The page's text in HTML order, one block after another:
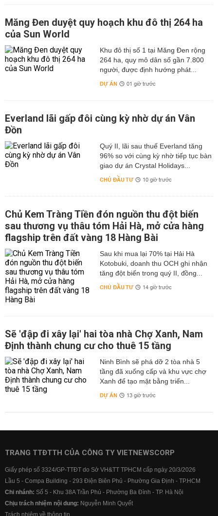
Măng Đen duyệt quy hoạch khu đô thị 264 ha
của Sun World
Khu đô thị số 1 tại Măng Đen rộng
264 ha, quy mô dân số gần 7.800
người, được định hướng phát...
DỰ ÁN 01 giờ trước
Everland lãi gấp đôi cùng kỳ nhờ dự án Vân
Đồn
Quý II, lãi sau thuế Everland tăng
96% so với cùng kỳ nhờ tiếp tục bàn
giao dự án Crystal Holidays...
CHỦ ĐẦU TƯ 10 giờ trước
Chủ Kem Tràng Tiền đón nguồn thu đột biến
sau thương vụ thâu tóm Hải Hà, mở cửa hàng
flagship trên đất vàng 18 Hàng Bài
Sau khi mua lại 70% tại Hải Hà
Kotobuki, doanh thu OCH ghi nhận
tăng đột biến trong quý II, đồng...
CHỦ ĐẦU TƯ 14 giờ trước
Sẽ 'đập đi xây lại' hai tòa nhà Chợ Xanh, Nam
Định thành chung cư cho thuê 15 tầng
Ninh Bình sẽ phá dỡ 2 tòa nhà 5
tầng đã xuống cấp và khu vực chợ
Xanh để tạo mặt bằng triển...
DỰ ÁN 13 giờ trước
TRANG TTĐTTH CỦA CÔNG TY VIETNEWSCORP
Giấy phép số 3324/GP-TTĐT do Sở VH&TT TPHCM cấp ngày 20/3/2026
Lầu 5 - Compa Building - 293 Điện Biên Phủ - Phường Gia Định - TP.HCM
Chi nhánh: Số 5 - Khu 38A Trần Phú - Phường Ba Đình - TP. Hà Nội
Chịu trách nhiệm nội dung: Nguyễn Minh Quyết
Trách nhiệm về thông tin